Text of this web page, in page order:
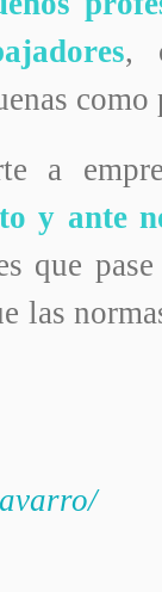
,
como
a
y ante
que
las